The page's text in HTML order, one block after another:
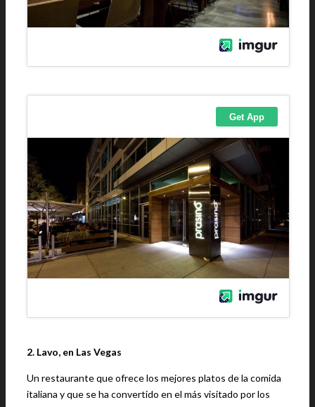
2. Lavo, en Las Vegas
Un restaurante que ofrece los mejores platos de la comida
italiana y que se ha convertido en el más visitado por los